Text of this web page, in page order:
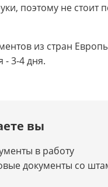
поэтому не стоит
из стран
- 3-4 дня.
вы
в работу
документы со